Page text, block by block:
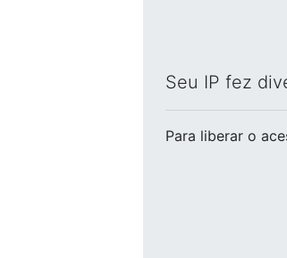
Seu IP fez
Para liberar o